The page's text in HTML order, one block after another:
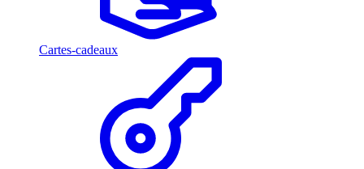
Cartes-cadeaux